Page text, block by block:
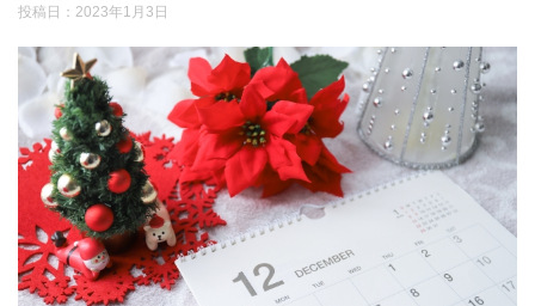
投稿日： 2023年1月3日